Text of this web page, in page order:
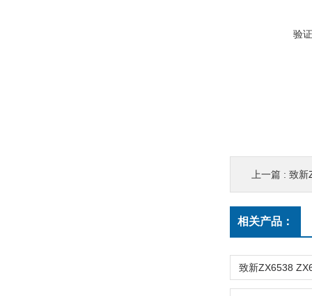
验
上一篇 : 致新
相关产品：